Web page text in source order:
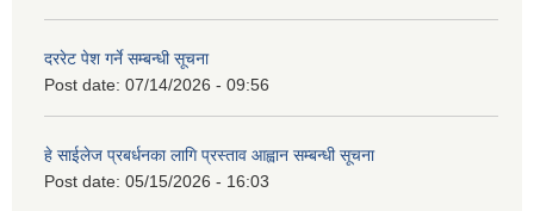
दररेट पेश गर्ने सम्बन्धी सूचना
Post date: 07/14/2026 - 09:56
हे साईलेज प्रबर्धनका लागि प्रस्ताव आह्वान सम्बन्धी सूचना
Post date: 05/15/2026 - 16:03